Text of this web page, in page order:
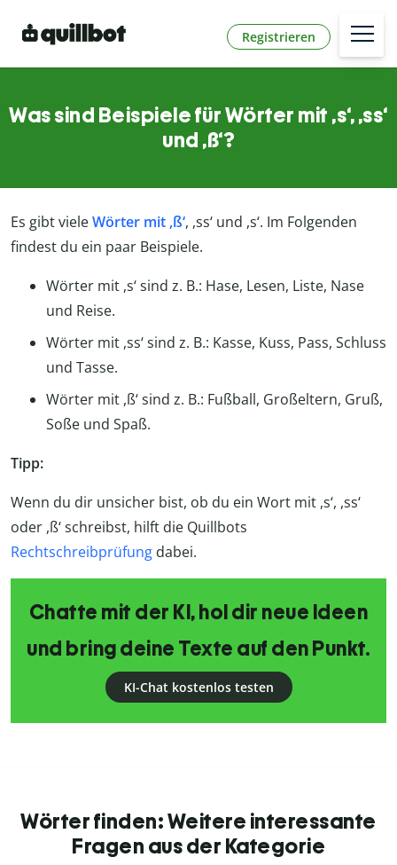
Registrieren
Was sind Beispiele für Wörter mit ,s‘, ,ss‘
und ,ß‘?
Es gibt vieleWörter mit ,ß‘, ,ss‘ und ,s‘. Im Folgenden
findest du ein paar Beispiele.
Wörter mit ,s‘ sind z. B.: Hase, Lesen, Liste, Nase
und Reise.
Wörter mit ,ss‘ sind z. B.: Kasse, Kuss, Pass, Schluss
und Tasse.
Wörter mit ,ß‘ sind z. B.: Fußball, Großeltern, Gruß,
Soße und Spaß.
Tipp:
Wenn du dir unsicher bist, ob du ein Wort mit ,s‘, ,ss‘
oder ,ß‘ schreibst, hilft die Quillbots
Rechtschreibprüfung dabei.
Chatte mit der KI, hol dir neue Ideen
und bring deine Texte auf den Punkt.
KI-Chat kostenlos testen
Wörter finden: Weitere interessante
Fragen aus der Kategorie